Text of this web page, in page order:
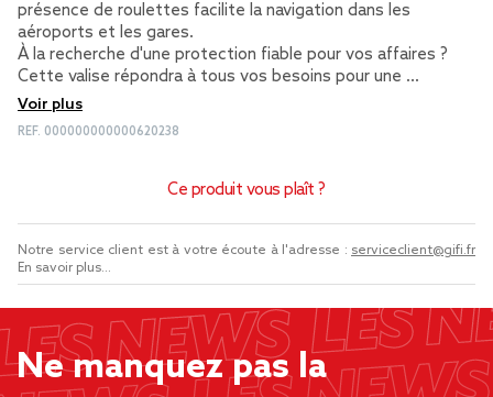
présence de roulettes facilite la navigation dans les
aéroports et les gares.
À la recherche d'une protection fiable pour vos affaires ?
Cette valise répondra à tous vos besoins pour une …
Voir plus
REF. 000000000000620238
Ce produit vous plaît ?
Notre service client est à votre écoute à l'adresse : serviceclient@gifi.fr
En savoir plus...
Ne manquez pas la